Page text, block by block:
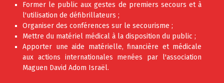
Former le public aux gestes de premiers secours et à
l'utilisation de défibrillateurs ;
Organiser des conférences sur le secourisme ;
Mettre du matériel médical à la disposition du public ;
Apporter une aide matérielle, financière et médicale
aux actions internationales menées par l'association
Maguen David Adom Israël.